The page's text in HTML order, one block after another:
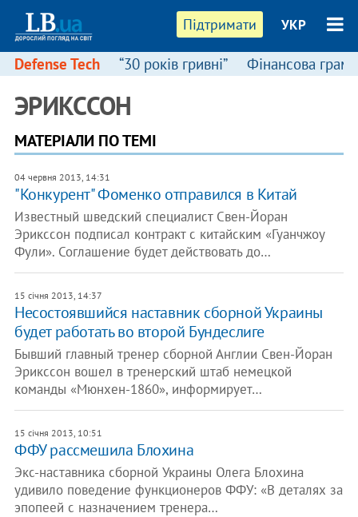
Підтримати УКР
Defense Tech “30 років гривні” Фінансова
ЭРИКССОН
МАТЕРІАЛИ ПО ТЕМІ
04 червня 2013, 14:31
"Конкурент" Фоменко отправился в Китай
Известный шведский специалист Свен-Йоран
Эрикссон подписал контракт с китайским «Гуанчжоу
Фули». Соглашение будет действовать до…
15 січня 2013, 14:37
Несостоявшийся наставник сборной Украины
будет работать во второй Бундеслиге
Бывший главный тренер сборной Англии Свен-Йоран
Эрикссон вошел в тренерский штаб немецкой
команды «Мюнхен-1860», информирует…
15 січня 2013, 10:51
ФФУ рассмешила Блохина
Экс-наставника сборной Украины Олега Блохина
удивило поведение функционеров ФФУ: «В деталях за
эпопеей с назначением тренера…